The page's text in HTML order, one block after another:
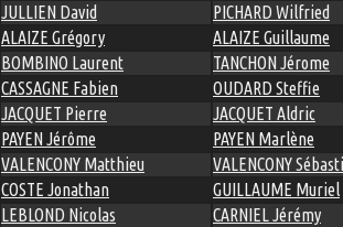
JULLIEN David PICHARD Wilfried
ALAIZE Grégory ALAIZE Guillaume
BOMBINO Laurent TANCHON Jérome
CASSAGNE Fabien OUDARD Steffie
JACQUET Pierre JACQUET Aldric
PAYEN Jérôme PAYEN Marlène
VALENCONY Matthieu VALENCONY
COSTE Jonathan GUILLAUME Muriel
LEBLOND Nicolas CARNIEL Jérémy